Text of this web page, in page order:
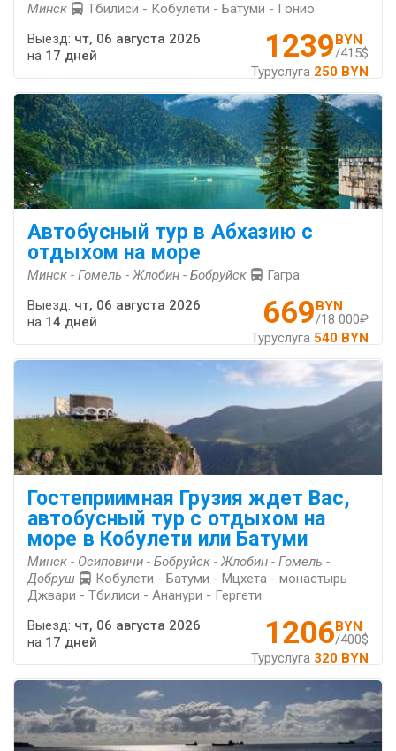
Минск Тбилиси - Кобулети - Батуми - Гонио
1239BYN
/415$
Туруслуга 250 BYN
Выезд: чт, 06 августа 2026
на 17 дней
Автобусный тур в Абхазию с
отдыхом на море
Минск - Гомель - Жлобин - Бобруйск Гагра
669BYN
/18 000₽
Туруслуга 540 BYN
Выезд: чт, 06 августа 2026
на 14 дней
Гостеприимная Грузия ждет Вас,
автобусный тур с отдыхом на
море в Кобулети или Батуми
Минск - Осиповичи - Бобруйск - Жлобин - Гомель -
Добруш
Кобулети - Батуми - Мцхета - монастырь
Джвари - Тбилиси - Ананури - Гергети
1206BYN
/400$
Туруслуга 320 BYN
Выезд: чт, 06 августа 2026
на 17 дней